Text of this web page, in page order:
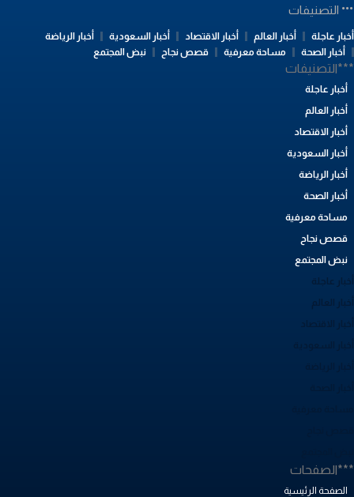
التصنيفات
عاجلة أخبار العالم أخبار الاقتصاد أخبار السعودية
أخبار الرياضة
أخبار الصحة
مساحة معرفية قصص نجاح نبض المجتمع
أخبار عاجلة
أخبار العالم
أخبار الاقتصاد
أخبار السعودية
أخبار الرياضة
أخبار الصحة
مساحة معرفية
قصص نجاح
نبض المجتمع
عاجلة
العالم
الاقتصاد
الصفحة الرئيسية